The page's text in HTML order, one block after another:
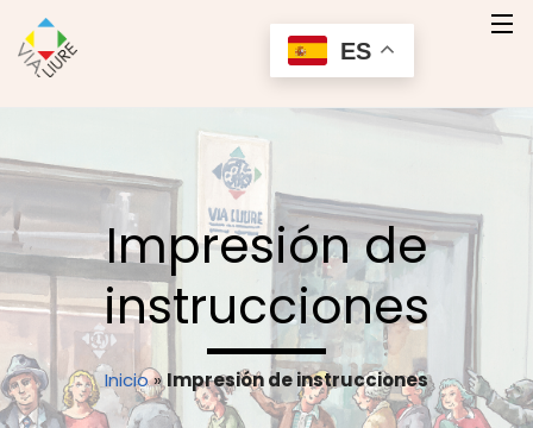
Quienes Somos
Nuestros Productos
Servicios
Contacto
Contactar
Impresión de
instrucciones
Inicio»Impresión de instrucciones
ES